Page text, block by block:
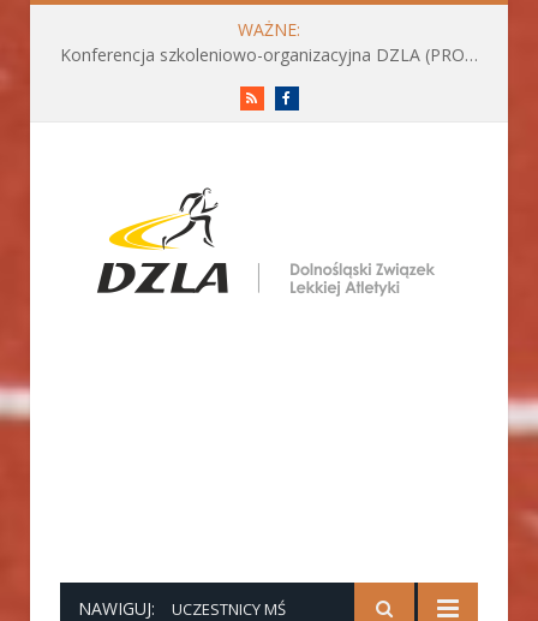
WAŻNE:
Konferencja szkoleniowo-organizacyjna DZLA (PROGRAM już do pobrania)
RSS
NAWIGUJ: UCZESTNICY MŚ